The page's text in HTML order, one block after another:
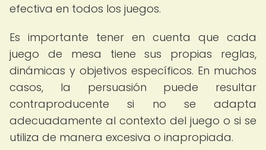
efectiva en todos los juegos.
Es importante tener en cuenta que cada
juego de mesa tiene sus propias reglas,
dinámicas y objetivos específicos. En muchos
casos, la persuasión puede resultar
contraproducente si no se adapta
adecuadamente al contexto del juego o si se
utiliza de manera excesiva o inapropiada.